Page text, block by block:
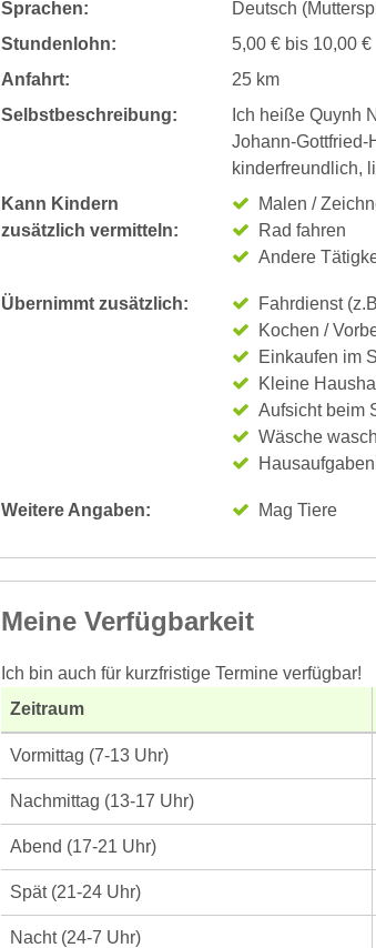
Sprachen:
Deutsch
Stundenlohn:
5,00 € bis 10,00 €
Anfahrt:
25 km
Selbstbeschreibung:
Ich heiße Quynh
Johann-Gottfried-
kinderfreundlich,
Kann Kindern
zusätzlich vermitteln:
Malen /
Rad fahren
Andere
Übernimmt zusätzlich:
Fahrdienst
Kochen /
Einkaufen im
Kleine
Aufsicht beim
Wäsche
Weitere Angaben: Mag Tiere
Meine Verfügbarkeit
Ich bin auch für kurzfristige Termine verfügbar!
Zeitraum
Vormittag (7-13 Uhr)
Nachmittag (13-17 Uhr)
Abend (17-21 Uhr)
Spät (21-24 Uhr)
Nacht (24-7 Uhr)